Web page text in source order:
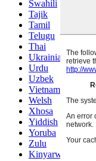
Swahili
Tajik
Tamil
Telugu
Thai
Ukrainian
Urdu
Uzbek
Vietnamese
Welsh
Xhosa
Yiddish
Yoruba
Zulu
Kinyarwanda